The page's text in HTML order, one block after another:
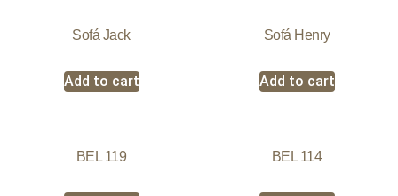
Sofá Jack
Add to cart
Sofá Henry
Add to cart
BEL 119 BEL 114